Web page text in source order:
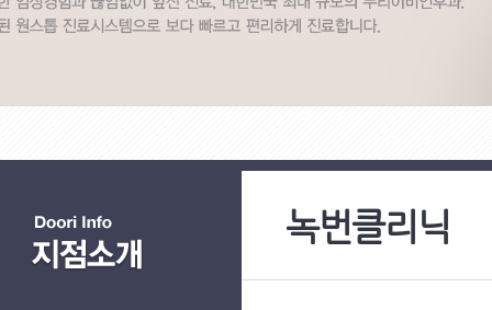
녹번클리닉